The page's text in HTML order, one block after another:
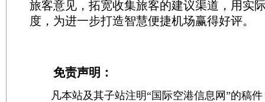
旅客意见，拓宽收集旅客的建议渠道，用实
度，为进一步打造智慧便捷机场赢得好评。
免责声明：
凡本站及其子站注明“国际空港信息网”的稿件